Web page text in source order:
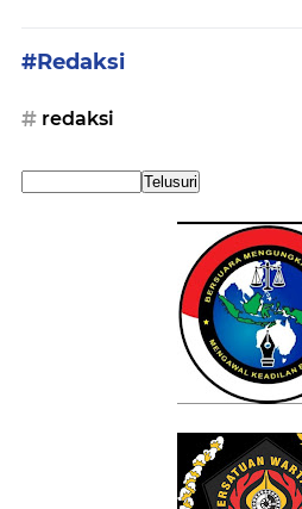
#Redaksi
redaksi